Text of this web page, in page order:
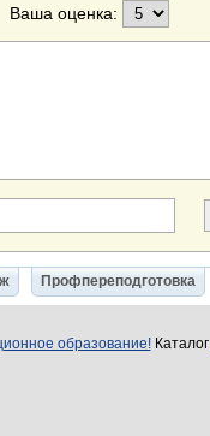
Ваша оценка:
Профпереподготовка
образование!Каталог